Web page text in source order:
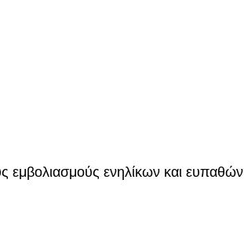
εμβολιασμούς ενηλίκων και ευπαθών